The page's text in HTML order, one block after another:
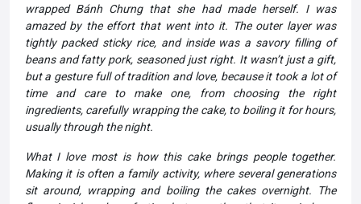
wrapped Bánh Chưng that she had made herself. I was
amazed by the effort that went into it. The outer layer was
tightly packed sticky rice, and inside was a savory filling of
beans and fatty pork, seasoned just right. It wasn’t just a gift,
but a gesture full of tradition and love, because it took a lot of
time and care to make one, from choosing the right
ingredients, carefully wrapping the cake, to boiling it for hours,
usually through the night.
What I love most is how this cake brings people together.
Making it is often a family activity, where several generations
sit around, wrapping and boiling the cakes overnight. The